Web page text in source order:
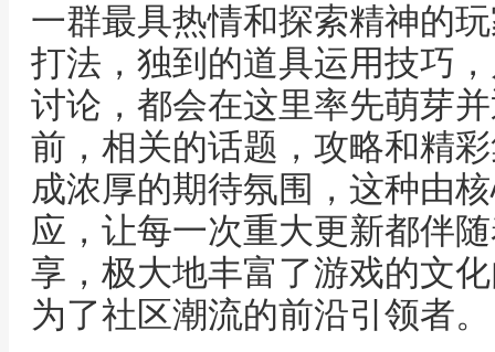
一群最具热情和探索精神的
打法，独到的道具运用技巧
讨论，都会在这里率先萌芽
前，相关的话题，攻略和精
成浓厚的期待氛围，这种由
应，让每一次重大更新都伴
享，极大地丰富了游戏的文
为了社区潮流的前沿引领者。